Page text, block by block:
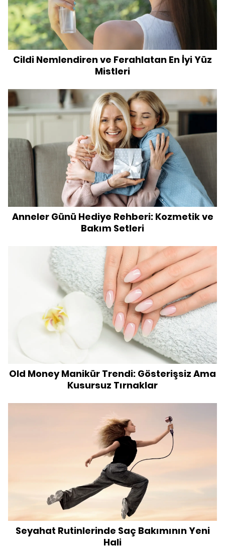
Cildi Nemlendiren ve Ferahlatan En İyi Yüz
Mistleri
Anneler Günü Hediye Rehberi: Kozmetik ve
Bakım Setleri
Old Money Manikür Trendi: Gösterişsiz Ama
Kusursuz Tırnaklar
Seyahat Rutinlerinde Saç Bakımının Yeni
Hali